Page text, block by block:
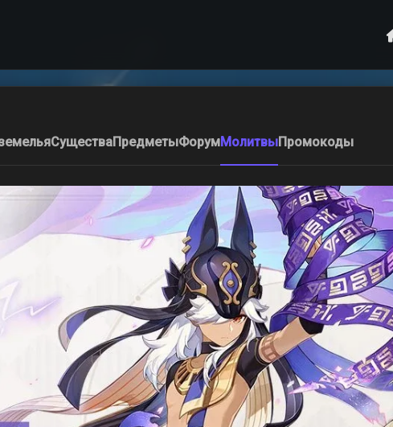
СуществаПредметыФорумМолитвыПромокоды